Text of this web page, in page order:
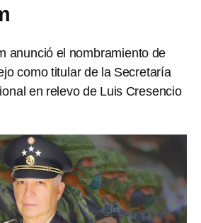
anunció el nombramiento de
como titular de la Secretaría
en relevo de Luis Cresencio